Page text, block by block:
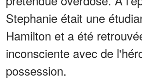
Stephanie était une
Hamilton et a été
inconsciente avec de
possession.